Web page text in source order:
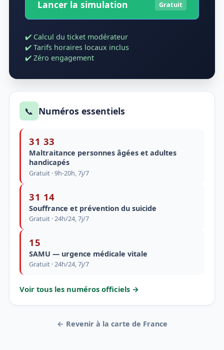
Lancer la simulation Gratuit
✔️ Calcul du ticket modérateur
✔️ Tarifs horaires locaux inclus
✔️ Zéro engagement
📞 Numéros essentiels
31 33
Maltraitance personnes âgées et adultes
handicapés
Gratuit · 9h-20h, 7j/7
31 14
Souffrance et prévention du suicide
Gratuit · 24h/24, 7j/7
15
SAMU — urgence médicale vitale
Gratuit · 24h/24, 7j/7
Voir tous les numéros officiels →
← Revenir à la carte de France